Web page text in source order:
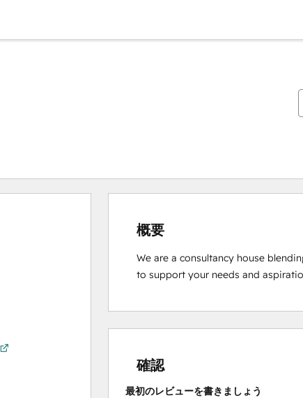
概要
We are a consultancy house
to support your needs and
確認
最初のレビューを書きましょう